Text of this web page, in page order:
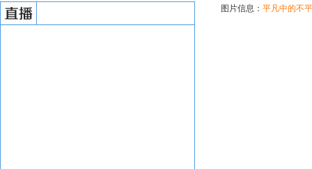
图片信息： 平凡中的不